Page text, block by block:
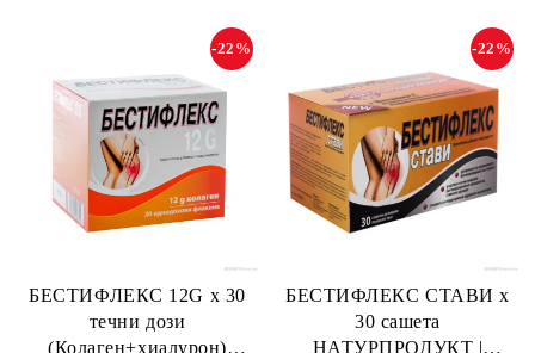
БЕСТИФЛЕКС 12G х 30
течни дози
(Колаген+хиалурон)
-22%
БЕСТИФЛЕКС СТАВИ х
30 сашета
НАТУРПРОДУКТ |
-22%